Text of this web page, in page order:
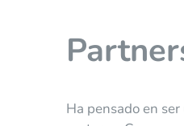
Ha pensado en